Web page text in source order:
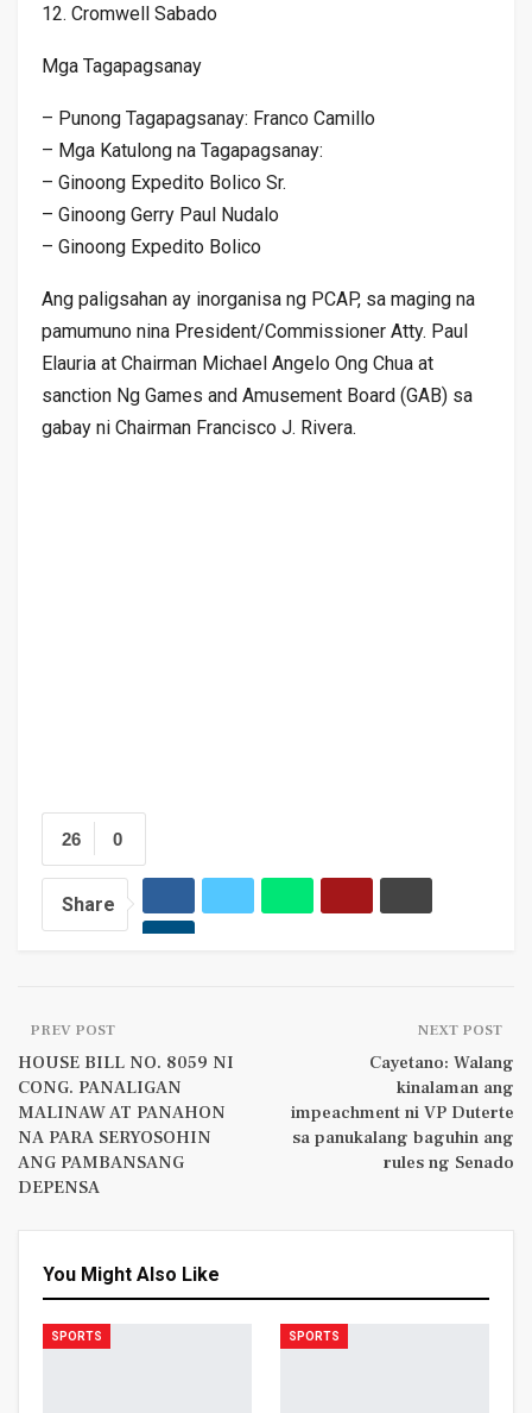
12. Cromwell Sabado
Mga Tagapagsanay
– Punong Tagapagsanay: Franco Camillo
– Mga Katulong na Tagapagsanay:
– Ginoong Expedito Bolico Sr.
– Ginoong Gerry Paul Nudalo
– Ginoong Expedito Bolico
Ang paligsahan ay inorganisa ng PCAP, sa maging na
pamumuno nina President/Commissioner Atty. Paul
Elauria at Chairman Michael Angelo Ong Chua at
sanction Ng Games and Amusement Board (GAB) sa
gabay ni Chairman Francisco J. Rivera.
0
26
Share
PREV POST
HOUSE BILL NO. 8059 NI
CONG. PANALIGAN
MALINAW AT PANAHON
NA PARA SERYOSOHIN
ANG PAMBANSANG
DEPENSA
NEXT POST
Cayetano: Walang
kinalaman ang
impeachment ni VP Duterte
sa panukalang baguhin ang
rules ng Senado
You Might Also Like
SPORTS SPORTS